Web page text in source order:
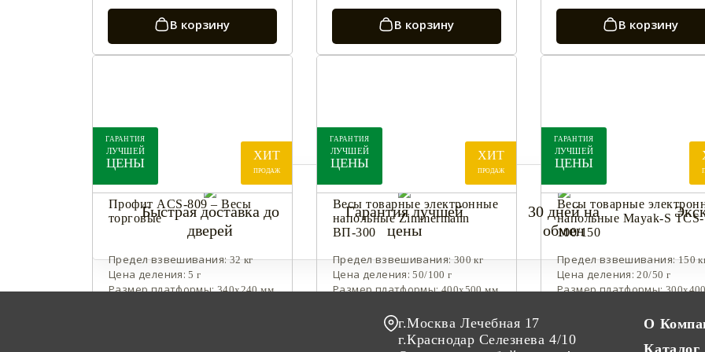
В корзину В корзину В корзину
ГАРАНТИЯ
ЛУЧШЕЙ
ЦЕНЫ
ХИТ
ПРОДАЖ
Профит ACS-809 – Весы
торговые
Предел взвешивания:32 кг
Цена деления:5 г
Размер платформы:340х240 мм
ГАРАНТИЯ
ЛУЧШЕЙ
ЦЕНЫ
ХИТ
ПРОДАЖ
Весы товарные электронные
напольные Zimmermann
ВП-300
Предел взвешивания:300 кг
Цена деления:50/100 г
Размер платформы:400х500 мм
нержавеющая сталь: да
ГАРАНТИЯ
ЛУЧШЕЙ
ЦЕНЫ
Весы товарные
напольные Mayak-S TCS-
100/150
Предел взвешивания:150
Цена деления:20/50 г
Размер платформы:
нержавеющая сталь:да
да:
Быстрая доставка до
дверей
Гарантия лучшей
цены
30 дней на
обмен
г.Москва Лечебная 17
г.Краснодар Селезнева 4/10
О
Каталог